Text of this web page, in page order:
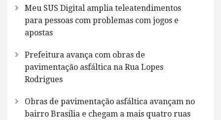
Meu SUS Digital amplia teleatendimentos
para pessoas com problemas com jogos e
apostas
Prefeitura avança com obras de
pavimentação asfáltica na Rua Lopes
Rodrigues
Obras de pavimentação asfáltica avançam no
bairro Brasília e chegam a mais quatro ruas